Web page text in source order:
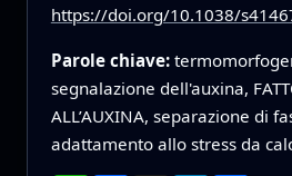
https://doi.org/10.1038/
Parole chiave:
segnalazione dell'auxina,
ALL’AUXINA, separazione di
adattamento allo stress da